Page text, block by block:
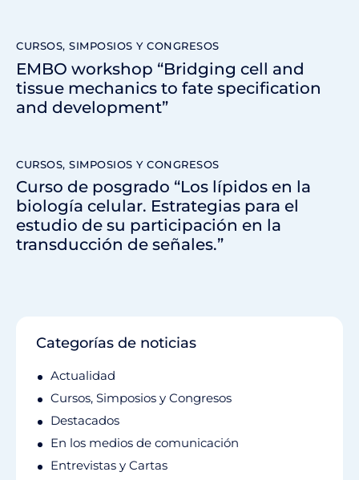
CURSOS, SIMPOSIOS Y CONGRESOS
EMBO workshop “Bridging cell and
tissue mechanics to fate specification
and development”
CURSOS, SIMPOSIOS Y CONGRESOS
Curso de posgrado “Los lípidos en la
biología celular. Estrategias para el
estudio de su participación en la
transducción de señales.”
Categorías de noticias
Actualidad
Cursos, Simposios y Congresos
Destacados
En los medios de comunicación
Entrevistas y Cartas